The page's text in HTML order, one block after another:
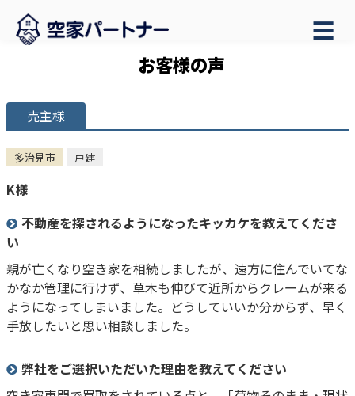
☰
お客様の声
売主様
多治見市 戸建
K様
不動産を探されるようになったキッカケを教えてくださ
い
親が亡くなり空き家を相続しましたが、遠方に住んでいてな
かなか管理に行けず、草木も伸びて近所からクレームが来る
ようになってしまいました。どうしていいか分からず、早く
手放したいと思い相談しました。
弊社をご選択いただいた理由を教えてください